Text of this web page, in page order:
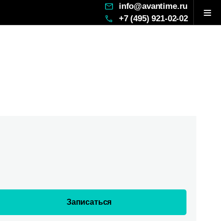
info@avantime.ru
+7 (495) 921-02-02
Записаться